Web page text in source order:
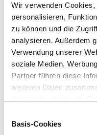
Wir verwenden
personalisieren,
zu können und die
analysieren. Außerdem
Verwendung unserer
soziale Medien,
Partner führen diese
weiteren Daten
Cookies, wenn Sie
Basis-Cookies
Bitte melden Sie
Anmeldeschluss für
ist am 24.11.2023.
ZUR ANMELDUNG
.